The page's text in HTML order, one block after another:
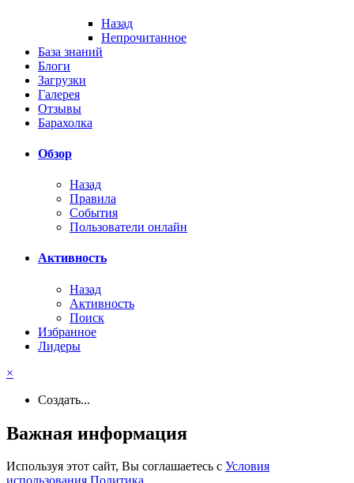
Назад
Непрочитанное
База знаний
Блоги
Загрузки
Галерея
Отзывы
Барахолка
Обзор
Назад
Правила
События
Пользователи онлайн
Активность
Назад
Активность
Поиск
Избранное
Лидеры
×
Создать...
Важная информация
Используя этот сайт, Вы соглашаетесь с Условия